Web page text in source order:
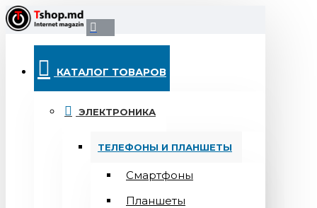
КАТАЛОГ ТОВАРОВ
ЭЛЕКТРОНИКА
ТЕЛЕФОНЫ И ПЛАНШЕТЫ
Смартфоны
Планшеты